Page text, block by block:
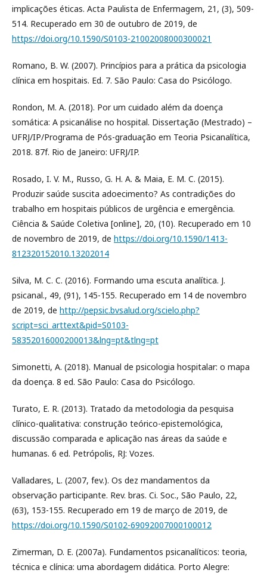
implicações éticas. Acta Paulista de Enfermagem, 21, (3), 509-
514. Recuperado em 30 de outubro de 2019, de
https://doi.org/10.1590/S0103-21002008000300021
Romano, B. W. (2007). Princípios para a prática da psicologia
clínica em hospitais. Ed. 7. São Paulo: Casa do Psicólogo.
Rondon, M. A. (2018). Por um cuidado além da doença
somática: A psicanálise no hospital. Dissertação (Mestrado) –
UFRJ/IP/Programa de Pós-graduação em Teoria Psicanalítica,
2018. 87f. Rio de Janeiro: UFRJ/IP.
Rosado, I. V. M., Russo, G. H. A. & Maia, E. M. C. (2015).
Produzir saúde suscita adoecimento? As contradições do
trabalho em hospitais públicos de urgência e emergência.
Ciência & Saúde Coletiva [online], 20, (10). Recuperado em 10
de novembro de 2019, de https://doi.org/10.1590/1413-
812320152010.13202014
Silva, M. C. C. (2016). Formando uma escuta analítica. J.
psicanal., 49, (91), 145-155. Recuperado em 14 de novembro
de 2019, de http://pepsic.bvsalud.org/scielo.php?
script=sci_arttext&pid=S0103-
58352016000200013&lng=pt&tlng=pt
Simonetti, A. (2018). Manual de psicologia hospitalar: o mapa
da doença. 8 ed. São Paulo: Casa do Psicólogo.
Turato, E. R. (2013). Tratado da metodologia da pesquisa
clínico-qualitativa: construção teórico-epistemológica,
discussão comparada e aplicação nas áreas da saúde e
humanas. 6 ed. Petrópolis, RJ: Vozes.
Valladares, L. (2007, fev.). Os dez mandamentos da
observação participante. Rev. bras. Ci. Soc., São Paulo, 22,
(63), 153-155. Recuperado em 19 de março de 2019, de
https://doi.org/10.1590/S0102-69092007000100012
Zimerman, D. E. (2007a). Fundamentos psicanalíticos: teoria,
técnica e clínica: uma abordagem didática. Porto Alegre: